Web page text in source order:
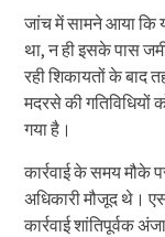
जांच में सामने आया कि
था, न ही इसके पास
रही शिकायतों के बाद
मदरसे की गतिविधियों
गया है।
कार्रवाई के समय मौके
अधिकारी मौजूद थे।
कार्रवाई शांतिपूर्वक